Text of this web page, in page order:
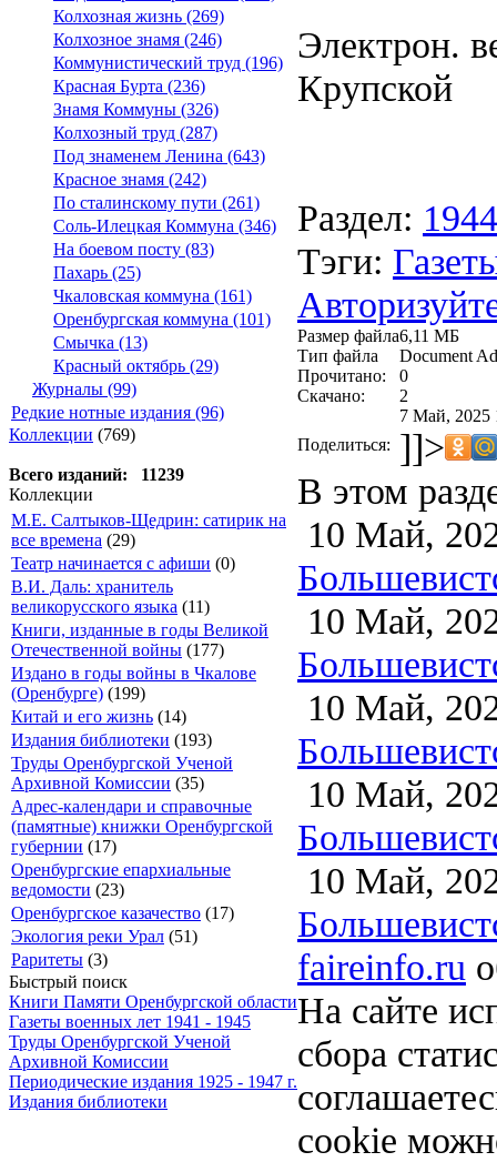
Колхозная жизнь (269)
Колхозное знамя (246)
Коммунистический труд (196)
Красная Бурта (236)
Знамя Коммуны (326)
Колхозный труд (287)
Под знаменем Ленина (643)
Красное знамя (242)
По сталинскому пути (261)
Соль-Илецкая Коммуна (346)
На боевом посту (83)
Пахарь (25)
Чкаловская коммуна (161)
Оренбургская коммуна (101)
Смычка (13)
Красный октябрь (29)
Журналы (99)
Редкие нотные издания (96)
Коллекции (769)
Всего изданий: 11239
Коллекции
М.Е. Салтыков-Щедрин: сатирик на
все времена (29)
Театр начинается с афиши (0)
В.И. Даль: хранитель
великорусского языка (11)
Книги, изданные в годы Великой
Отечественной войны (177)
Издано в годы войны в Чкалове
(Оренбурге) (199)
Китай и его жизнь (14)
Издания библиотеки (193)
Труды Оренбургской Ученой
Архивной Комиссии (35)
Адрес-календари и справочные
(памятные) книжки Оренбургской
губернии (17)
Оренбургские епархиальные
ведомости (23)
Оренбургское казачество (17)
Экология реки Урал (51)
Раритеты (3)
Быстрый поиск
Книги Памяти Оренбургской области
Газеты военных лет 1941 - 1945
Труды Оренбургской Ученой
Архивной Комиссии
Периодические издания 1925 - 1947 г.
Издания библиотеки
Электрон.
Крупской
Раздел: 1944
Тэги:
Размер файла6,11 МБ
Тип файла
Document
Прочитано:
0
Скачано:
2
7 Май, 2025
Поделиться: ]]>
В этом
10 Май,
10 Май,
10 Май,
10 Май,
10 Май,
faireinfo.ru
На сайте
сбора
cookie